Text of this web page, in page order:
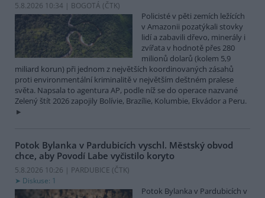
5.8.2026 10:34 | BOGOTÁ (ČTK)
Policisté v pěti zemích ležících
v Amazonii pozatýkali stovky
lidí a zabavili dřevo, minerály i
zvířata v hodnotě přes 280
milionů dolarů (kolem 5,9
miliard korun) při jednom z největších koordinovaných zásahů
proti environmentální kriminalitě v největším deštném pralese
světa. Napsala to agentura AP, podle níž se do operace nazvané
Zelený štít 2026 zapojily Bolívie, Brazílie, Kolumbie, Ekvádor a Peru.
Potok Bylanka v Pardubicích vyschl. Městský obvod
chce, aby Povodí Labe vyčistilo koryto
5.8.2026 10:26 | PARDUBICE (ČTK)
Diskuse: 1
Potok Bylanka v Pardubicích v